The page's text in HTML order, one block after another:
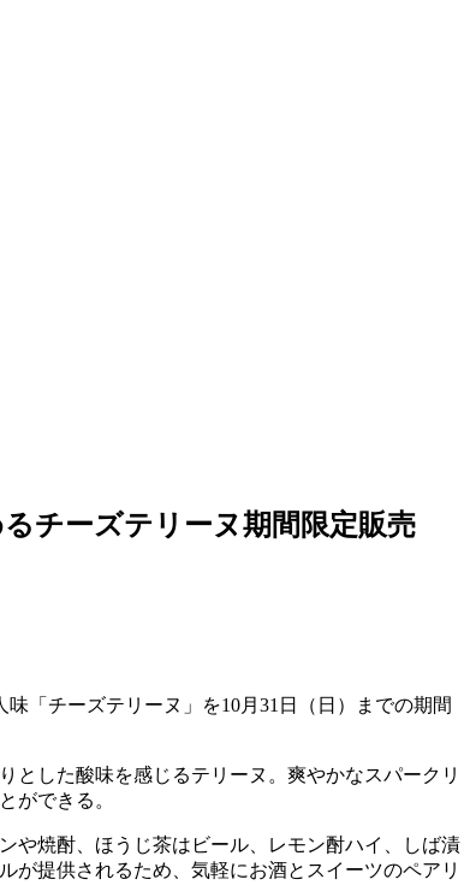
チーズテリーヌ期間限定販売
「チーズテリーヌ」を10月31日（日）までの期間
とした酸味を感じるテリーヌ。爽やかなスパークリ
ができる。
や焼酎、ほうじ茶はビール、レモン酎ハイ、しば漬
が提供されるため、気軽にお酒とスイーツのペアリ